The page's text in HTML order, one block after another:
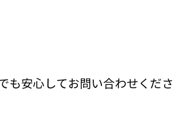
も安心してお問い合わせくださ